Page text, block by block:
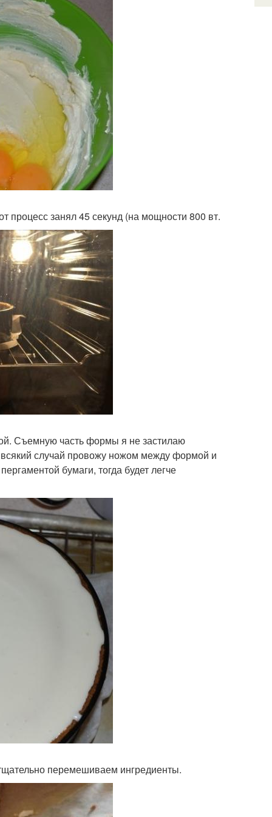
процесс занял 45 секунд (на мощности 800 вт.
Съемную часть формы я не застилаю
случай провожу ножом между формой и
бумаги, тогда будет легче
перемешиваем ингредиенты.